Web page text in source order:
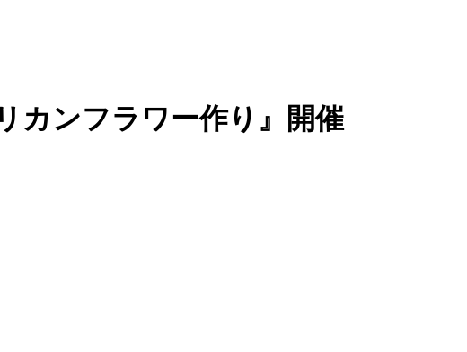
カンフラワー作り』開催